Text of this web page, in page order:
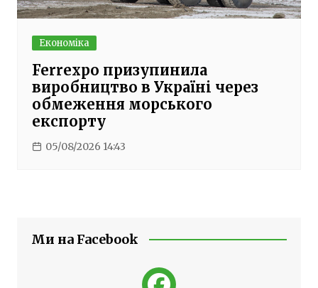
Економіка
Ferrexpo призупинила
виробництво в Україні через
обмеження морського
експорту
05/08/2026 14:43
Ми на Facebook